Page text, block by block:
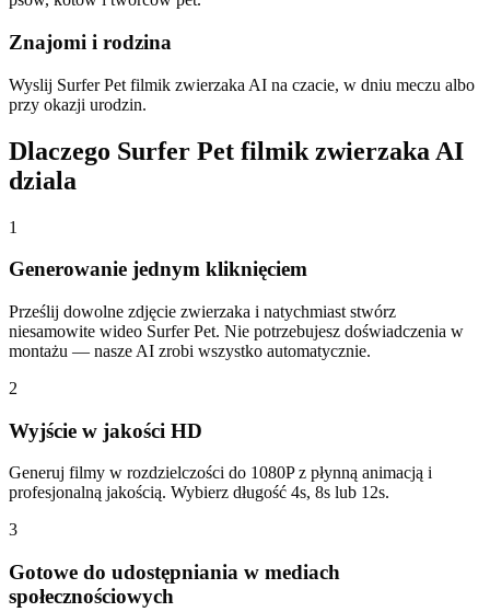
Znajomi i rodzina
Wyslij Surfer Pet filmik zwierzaka AI na czacie, w dniu meczu albo
przy okazji urodzin.
Dlaczego Surfer Pet filmik zwierzaka AI
dziala
1
Generowanie jednym kliknięciem
Prześlij dowolne zdjęcie zwierzaka i natychmiast stwórz
niesamowite wideo Surfer Pet. Nie potrzebujesz doświadczenia w
montażu — nasze AI zrobi wszystko automatycznie.
2
Wyjście w jakości HD
Generuj filmy w rozdzielczości do 1080P z płynną animacją i
profesjonalną jakością. Wybierz długość 4s, 8s lub 12s.
3
Gotowe do udostępniania w mediach
społecznościowych